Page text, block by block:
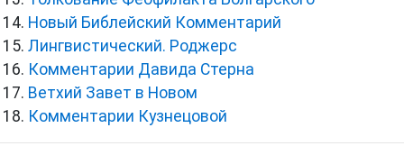
Новый Библейский Комментарий
Лингвистический. Роджерс
Комментарии Давида Стерна
Ветхий Завет в Новом
Комментарии Кузнецовой